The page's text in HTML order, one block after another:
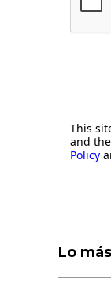
This
and
Policy
Lo